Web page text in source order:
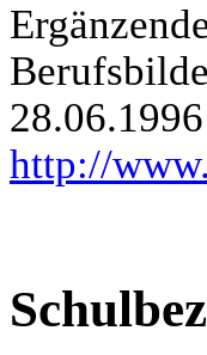
http://